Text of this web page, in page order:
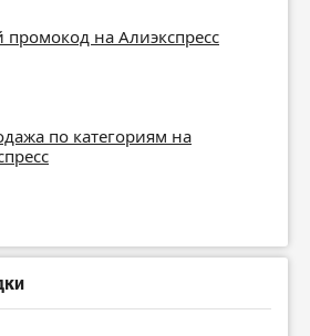
на Алиэкспресс
по категориям на